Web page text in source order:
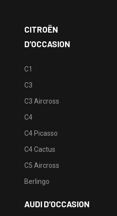
CITROËN
D’OCCASION
C1
C3
C3 Aircross
C4
C4 Picasso
C4 Cactus
C5 Aircross
Berlingo
AUDI D’OCCASION